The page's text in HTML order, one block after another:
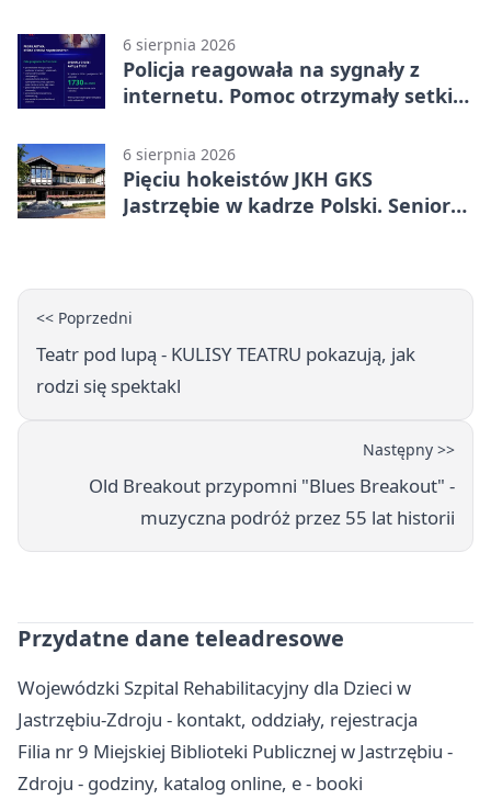
6 sierpnia 2026
Policja reagowała na sygnały z
internetu. Pomoc otrzymały setki
6 sierpnia 2026
Pięciu hokeistów JKH GKS
Jastrzębie w kadrze Polski. Seniorzy
<< Poprzedni
Teatr pod lupą - KULISY TEATRU pokazują, jak
rodzi się spektakl
Następny >>
Old Breakout przypomni "Blues Breakout" -
muzyczna podróż przez 55 lat historii
Przydatne dane teleadresowe
Wojewódzki Szpital Rehabilitacyjny dla Dzieci w
Jastrzębiu-Zdroju - kontakt, oddziały, rejestracja
Filia nr 9 Miejskiej Biblioteki Publicznej w Jastrzębiu -
Zdroju - godziny, katalog online, e - booki